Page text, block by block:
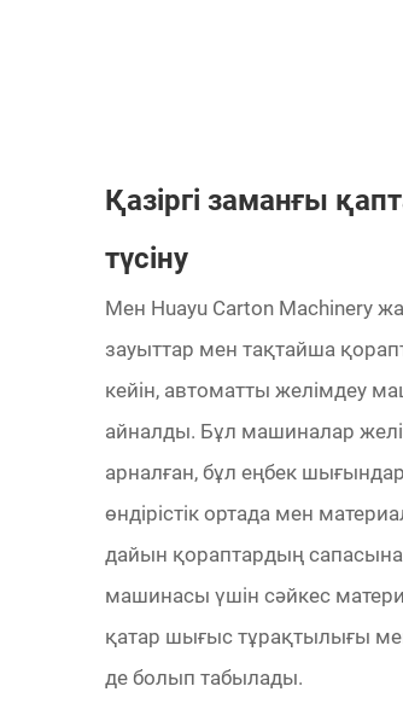
Қазіргі заманғы
түсіну
Мен Huayu Carton Machinery
зауыттар мен тақтайша
кейін, автоматты желімдеу
айналды. Бұл машиналар
арналған, бұл еңбек
өндірістік ортада мен
дайын қораптардың сапасына
машинасы үшін сәйкес
қатар шығыс тұрақтылығы
де болып табылады.